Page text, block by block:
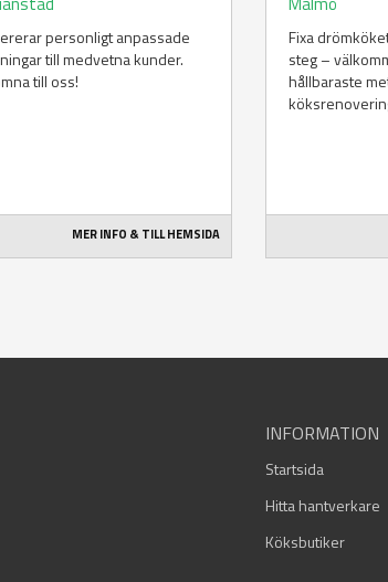
personligt anpassade
till medvetna kunder.
till oss!
MER INFO & TILL HEMSIDA
Fixa
steg –
hållbaraste
INFORMATION
Startsida
Hitta hantverkare
Köksbutiker